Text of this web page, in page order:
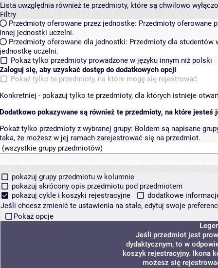
Lista uwzględnia również te przedmioty, które są chwilowo
Filtry
Przedmioty oferowane przez jednostkę: Przedmioty oferowane
innej jednostki uczelni.
Przedmioty oferowane dla jednostki: Przedmioty dla studentów
jednostkę uczelni.
Pokaż tylko przedmioty prowadzone w języku innym niż polski
Zaloguj się, aby uzyskać dostęp do dodatkowych opcji
Pokaż tylko te przedmioty, na które mogę się rejestrować
Konkretniej - pokazuj tylko te przedmioty, dla których istnieje
Dodatkowo pokazywane są również te przedmioty, na które jesteś
Pokaż tylko przedmioty z wybranej grupy: Boldem są napisane
taka, że możesz w jej ramach zarejestrować się na przedmiot.
pokazuj grupy przedmiotu w kolumnie
pokazuj skrócony opis przedmiotu pod przedmiotem
pokazuj cykle i koszyki rejestracyjne
dodatkowe
Jeśli chcesz zmienić te ustawienia na stałe, edytuj swoje
Pokaż opcje
Jeśli przedmiot jest
dydaktycznym, to w
koszyk rejestracyjny. Ikona
możesz się